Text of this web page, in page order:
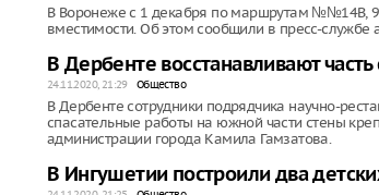
В Воронеже с 1 декабря по маршрутам №№14В,
вместимости. Об этом сообщили в пресс-службе
В Дербенте восстанавливают
24.11.2020, 21:29 Общество
В Дербенте сотрудники подрядчика научно-
спасательные работы на южной части стены
администрации города Камила Гамзатова.
В Ингушетии построили два